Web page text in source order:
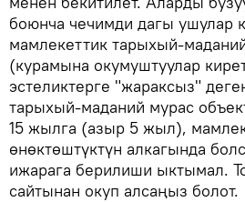
боюнча чечимди дагы ушулар
мамлекеттик тарыхый-
(курамына окумуштуулар
эстеликтерге "жараксыз"
тарыхый-маданий мурас
15 жылга (азыр 5 жыл),
өнөктөштүктүн алкагында
ижарага берилиши ыктымал.
сайтынан окуп алсаңыз болот.